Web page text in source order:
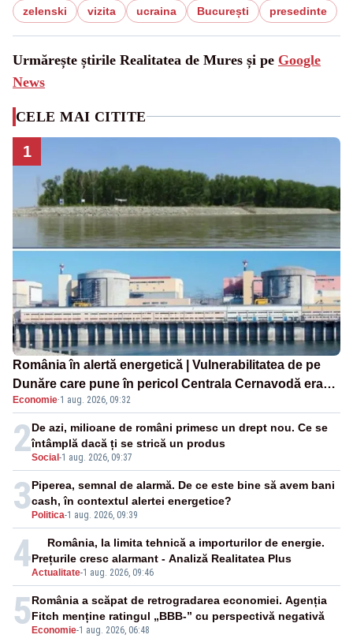
zelenski vizita ucraina București presedinte
Urmărește știrile Realitatea de Mures și pe Google
News
CELE MAI CITITE
1
România în alertă energetică | Vulnerabilitatea de pe
Dunăre care pune în pericol Centrala Cernavodă era
cunoscută de pe vremea lui Ceaușescu
Economie·1 aug. 2026, 09:32
2Social -1 aug. 2026, 09:37
De azi, milioane de români primesc un drept nou. Ce se
întâmplă dacă ți se strică un produs
3 Politica-1 aug. 2026, 09:39
Piperea, semnal de alarmă. De ce este bine să avem bani
cash, în contextul alertei energetice?
4Actualitate-1 aug. 2026, 09:46
România, la limita tehnică a importurilor de energie.
Prețurile cresc alarmant - Analiză Realitatea Plus
5 Economie-1 aug. 2026, 06:48
România a scăpat de retrogradarea economiei. Agenția
Fitch menține ratingul „BBB-” cu perspectivă negativă